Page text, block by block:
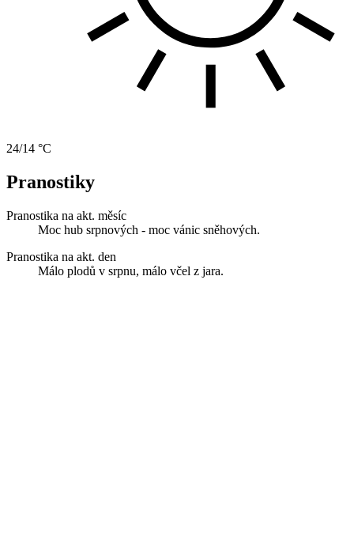
24/14 °C
Pranostiky
Pranostika na akt. měsíc
Moc hub srpnových - moc vánic sněhových.
Pranostika na akt. den
Málo plodů v srpnu, málo včel z jara.